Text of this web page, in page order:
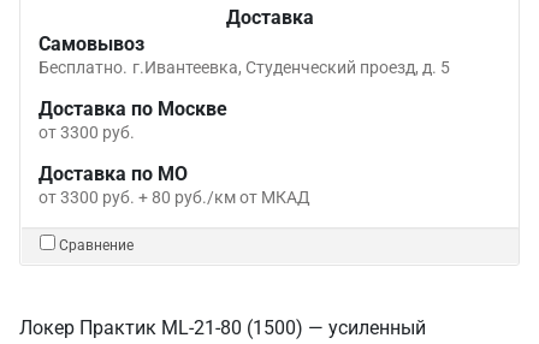
Доставка
Самовывоз
Бесплатно. г.Ивантеевка, Студенческий проезд, д. 5
Доставка по Москве
от 3300 руб.
Доставка по МО
от 3300 руб. + 80 руб./км от МКАД
Сравнение
Локер Практик ML-21-80 (1500) — усиленный